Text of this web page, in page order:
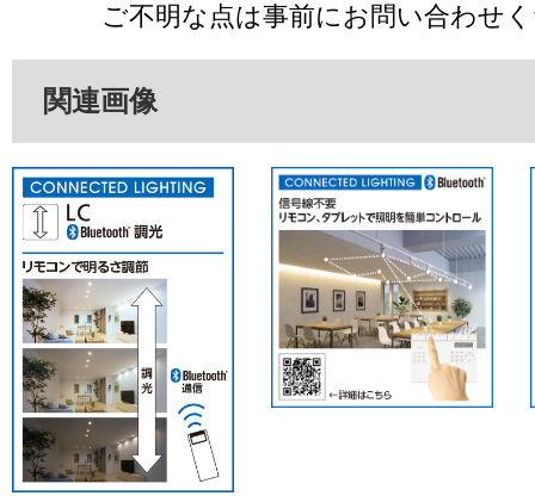
ご不明な点は事前にお問い合わせ
関連画像